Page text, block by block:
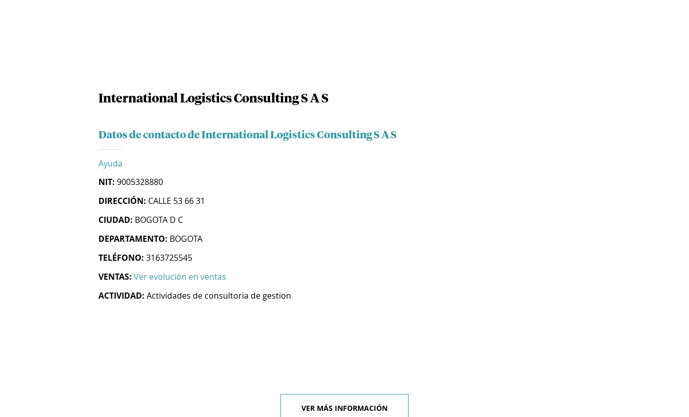
International Logistics Consulting S A S
Datos de contacto de International Logistics Consulting S A S
Ayuda
NIT: 9005328880
DIRECCIÓN: CALLE 53 66 31
CIUDAD: BOGOTA D C
DEPARTAMENTO: BOGOTA
TELÉFONO: 3163725545
VENTAS: Ver evolución en ventas
ACTIVIDAD: Actividades de consultoria de gestion
VER MÁS INFORMACIÓN